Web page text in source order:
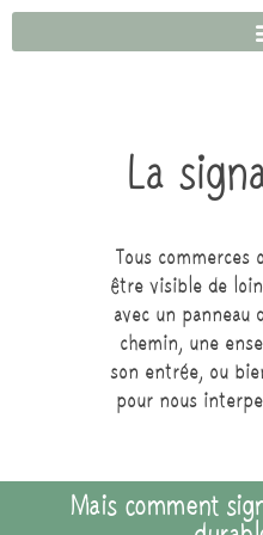
La
Tous commerces
être visible de
avec un panneau
chemin, une
son entrée, ou
pour nous
Mais comment